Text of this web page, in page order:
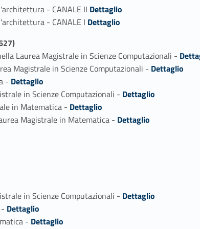
- CANALE II Link identifier #identifier_person_34901-1
Dettaglio
- CANALE I Link identifier #identifier_person_154066-2
Dettaglio
Laurea Magistrale in Scienze Computazionali - Link identifier #identifier_person_10170-1
Magistrale in Scienze Computazionali - Link identifier #identifier_person_44149-2
Dettaglio
- Link identifier #identifier_person_74431-3
Dettaglio
in Scienze Computazionali - Link identifier #identifier_person_186037-4
Dettaglio
in Matematica - Link identifier #identifier_person_47828-5
Dettaglio
Magistrale in Matematica - Link identifier #identifier_person_59449-6
Dettaglio
in Scienze Computazionali - Link identifier #identifier_person_156796-1
Dettaglio
Link identifier #identifier_person_13021-2
Dettaglio
- Link identifier #identifier_person_169307-3
Dettaglio